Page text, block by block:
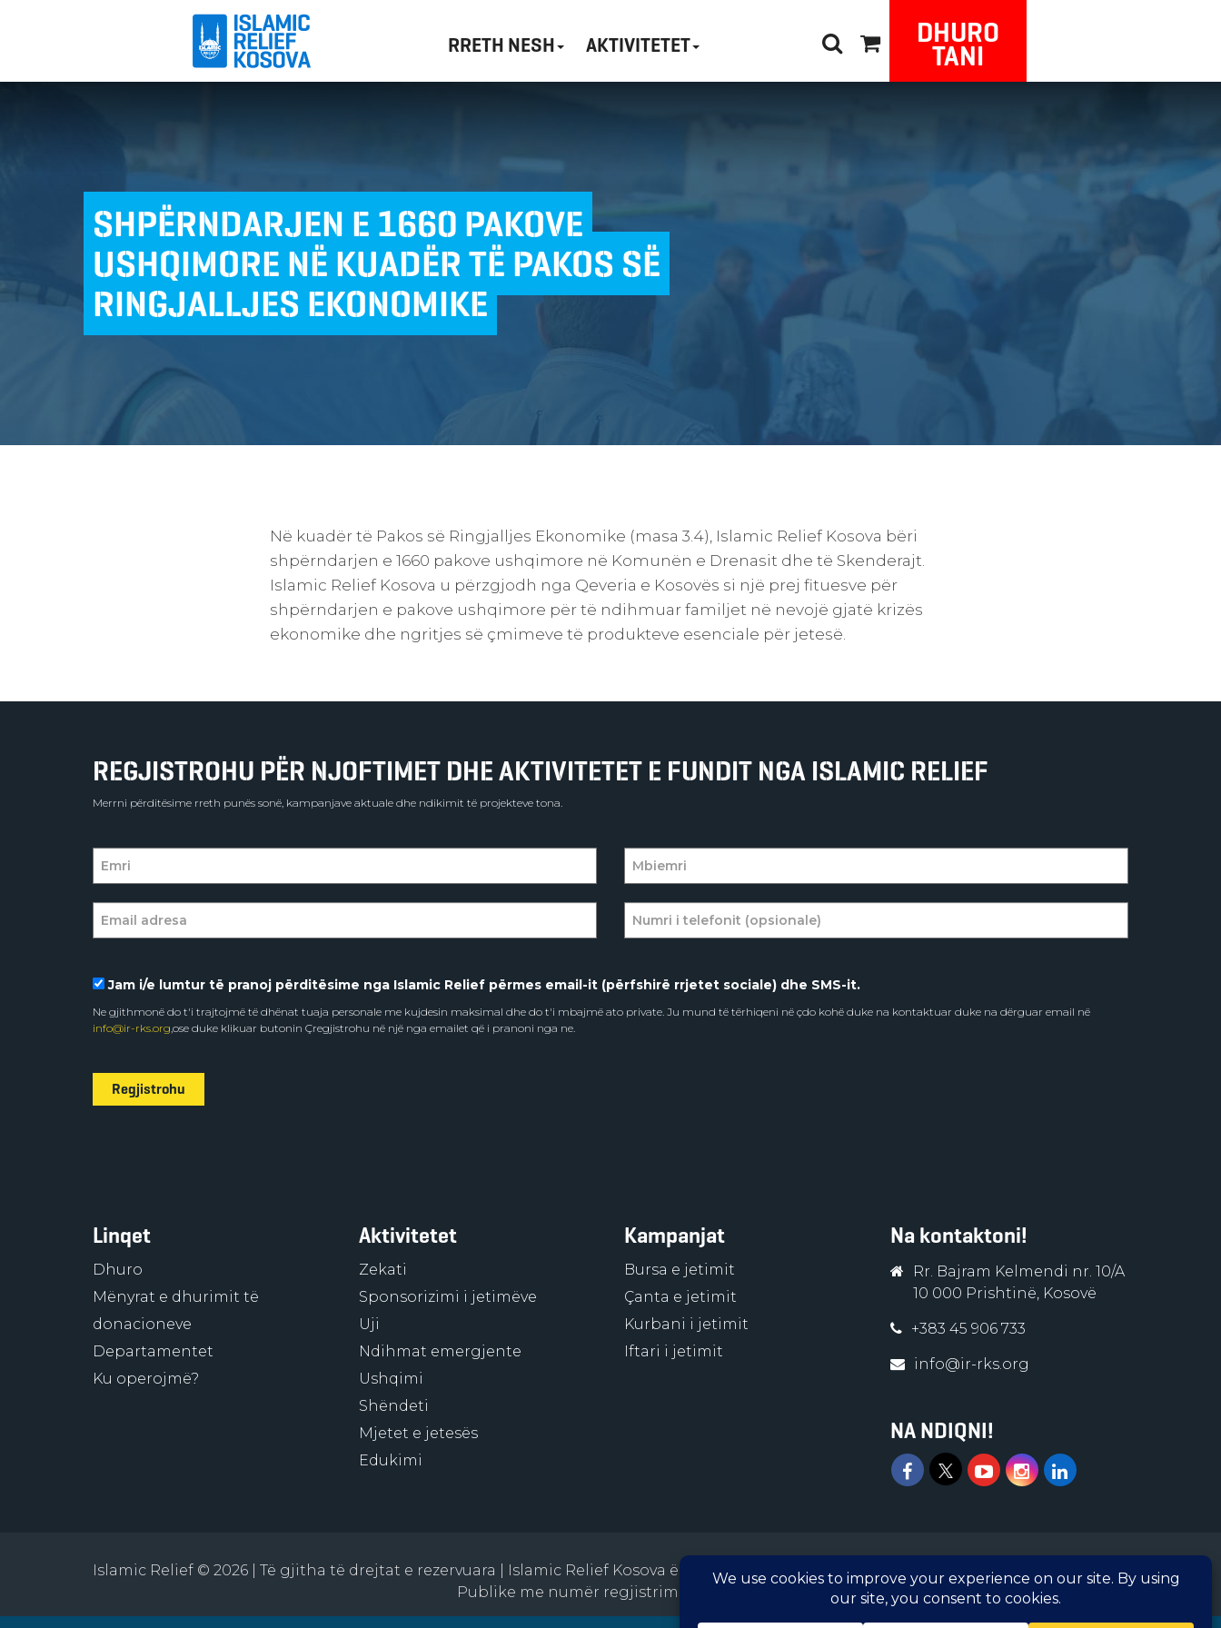
RRETH NESH AKTIVITETET DHURO
TANI
SHPËRNDARJEN E 1660 PAKOVE
USHQIMORE NË KUADËR TË PAKOS SË
RINGJALLJES EKONOMIKE
Në kuadër të Pakos së Ringjalljes Ekonomike (masa 3.4), Islamic Relief Kosova bëri
shpërndarjen e 1660 pakove ushqimore në Komunën e Drenasit dhe të Skenderajt.
Islamic Relief Kosova u përzgjodh nga Qeveria e Kosovës si një prej fituesve për
shpërndarjen e pakove ushqimore për të ndihmuar familjet në nevojë gjatë krizës
ekonomike dhe ngritjes së çmimeve të produkteve esenciale për jetesë.
REGJISTROHU PËR NJOFTIMET DHE AKTIVITETET E FUNDIT NGA ISLAMIC RELIEF
Merrni përditësime rreth punës sonë, kampanjave aktuale dhe ndikimit të projekteve tona.
Jam i/e lumtur të pranoj përditësime nga Islamic Relief përmes email-it (përfshirë rrjetet sociale) dhe SMS-it.
Ne gjithmonë do t'i trajtojmë të dhënat tuaja personale me kujdesin maksimal dhe do t'i mbajmë ato private. Ju mund të tërhiqeni në çdo kohë duke na kontaktuar duke na dërguar email në
info@ir-rks.org,ose duke klikuar butonin Çregjistrohu në një nga emailet që i pranoni nga ne.
Regjistrohu
Linqet
Dhuro
Mënyrat e dhurimit të
donacioneve
Departamentet
Ku operojmë?
Aktivitetet
Zekati
Sponsorizimi i jetimëve
Uji
Ndihmat emergjente
Ushqimi
Shëndeti
Mjetet e jetesës
Edukimi
Kampanjat
Bursa e jetimit
Çanta e jetimit
Kurbani i jetimit
Iftari i jetimit
Na kontaktoni!
Rr. Bajram Kelmendi nr. 10/A
10 000 Prishtinë, Kosovë
+383 45 906 733
info@ir-rks.org
NA NDIQNI!
Islamic Relief © 2026 | Të gjitha të drejtat e rezervuara | Islamic Relief Kosova është Organizatë e regjistruar në Ministrinë e Administratës
Publike me numër regjistrimi 5300005-3